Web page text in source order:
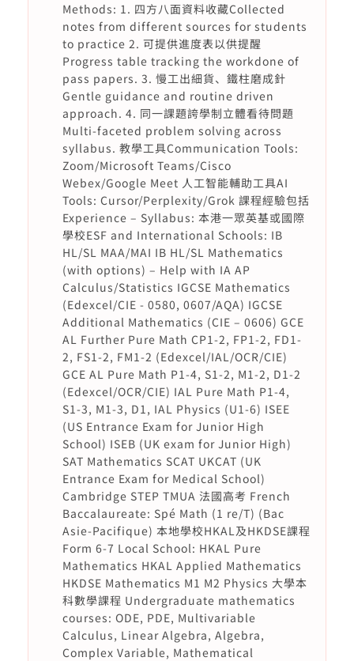
Methods: 1. 四方八面資料收藏Collected
notes from different sources for students
to practice 2. 可提供進度表以供提醒
Progress table tracking the workdone of
pass papers. 3. 慢工出細貨、鐵柱磨成針
Gentle guidance and routine driven
approach. 4. 同一課題誇學制立體看待問題
Multi-faceted problem solving across
syllabus. 教學工具Communication Tools:
Zoom/Microsoft Teams/Cisco
Webex/Google Meet 人工智能輔助工具AI
Tools: Cursor/Perplexity/Grok 課程經驗包括
Experience – Syllabus: 本港一眾英基或國際
學校ESF and International Schools: IB
HL/SL MAA/MAI IB HL/SL Mathematics
(with options) – Help with IA AP
Calculus/Statistics IGCSE Mathematics
(Edexcel/CIE - 0580, 0607/AQA) IGCSE
Additional Mathematics (CIE – 0606) GCE
AL Further Pure Math CP1-2, FP1-2, FD1-
2, FS1-2, FM1-2 (Edexcel/IAL/OCR/CIE)
GCE AL Pure Math P1-4, S1-2, M1-2, D1-2
(Edexcel/OCR/CIE) IAL Pure Math P1-4,
S1-3, M1-3, D1, IAL Physics (U1-6) ISEE
(US Entrance Exam for Junior High
School) ISEB (UK exam for Junior High)
SAT Mathematics SCAT UKCAT (UK
Entrance Exam for Medical School)
Cambridge STEP TMUA 法國高考 French
Baccalaureate: Spé Math (1 re/T) (Bac
Asie-Pacifique) 本地學校HKAL及HKDSE課程
Form 6-7 Local School: HKAL Pure
Mathematics HKAL Applied Mathematics
HKDSE Mathematics M1 M2 Physics 大學本
科數學課程 Undergraduate mathematics
courses: ODE, PDE, Multivariable
Calculus, Linear Algebra, Algebra,
Complex Variable, Mathematical